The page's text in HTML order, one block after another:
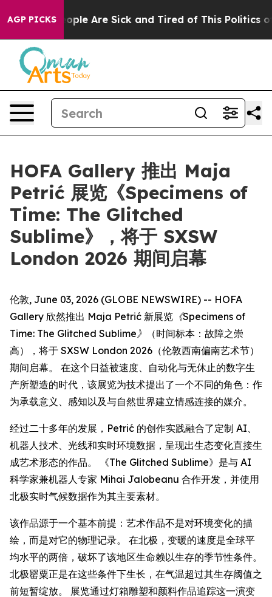
AGP PICKS
Win: “People Are Sick and Tired of This Politics of
HOFA Gallery 推出 Maja
Petrić 展览《Specimens of
Time: The Glitched
Sublime》，将于 SXSW
London 2026 期间启幕
伦敦, June 03, 2026 (GLOBE NEWSWIRE) -- HOFA
Gallery 欣然推出 Maja Petrić 新展览 《Specimens of
Time: The Glitched Sublime》
（时间标本：故障之崇
高），将于 SXSW London 2026（伦敦西南偏南艺术节）
期间启幕。 在这个日益被速度、自动化与无休止的数字生
产所塑造的时代，该展览为技术提出了一个不同的角色：作
为承载意义、感知以及与自然世界建立情感连接的媒介。
经过二十多年的发展，Petrić 的创作实践融合了定制 AI、
机器人技术、光线和实时环境数据，呈现出生态变化直接生
成艺术形态的作品。 《The Glitched Sublime》是与 AI
科学家兼机器人专家 Mihai Jalobeanu 合作开发，并使用
北极实时气候数据作为其主要素材。
该作品源于一个基本前提：艺术作品不是对环境变化的描
绘，而是对它的物理记录。 在北极，变暖的速度是全球平
均水平的两倍，破坏了该地区生命赖以生存的季节性条件。
北极罂粟正是在这些条件下生长，在气温超过其生存阈值之
前短暂绽放。 展览通过灯箱雕塑和颜料作品追踪这一演变